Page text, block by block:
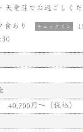
天童荘でお過ごしくだ
食あり チェックイン
40,700円～（税込）